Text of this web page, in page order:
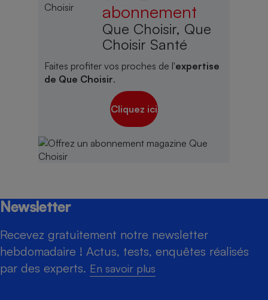
abonnement
Que Choisir, Que
Choisir Santé
Faites profiter vos proches de l'expertise
de Que Choisir.
Cliquez ici
Newsletter
Recevez gratuitement notre newsletter
hebdomadaire ! Actus, tests, enquêtes réalisés
par des experts. En savoir plus